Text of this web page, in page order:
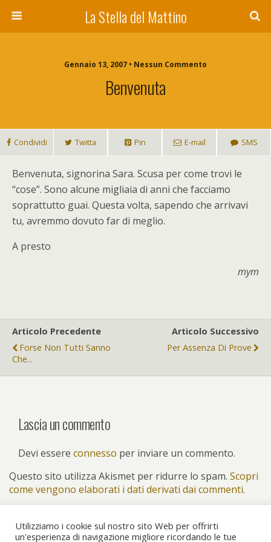
La Stella del Mattino
Gennaio 13, 2007 • Nessun Commento
Benvenuta
Condividi Twitta Pin E-mail SMS
Benvenuta, signorina Sara. Scusa per come trovi le
“cose”. Sono alcune migliaia di anni che facciamo
soprattutto guai. Questa volta, sapendo che arrivavi
tu, avremmo dovuto far di meglio.
A presto
mym
Articolo Precedente
Forse Non Tutti Sanno
Che...
Articolo Successivo
Per Assenza Di Prove
Lascia un commento
Devi essere connesso per inviare un commento.
Questo sito utilizza Akismet per ridurre lo spam. Scopri
come vengono elaborati i dati derivati dai commenti.
Utilizziamo i cookie sul nostro sito Web per offrirti
un'esperienza di navigazione migliore ricordando le tue